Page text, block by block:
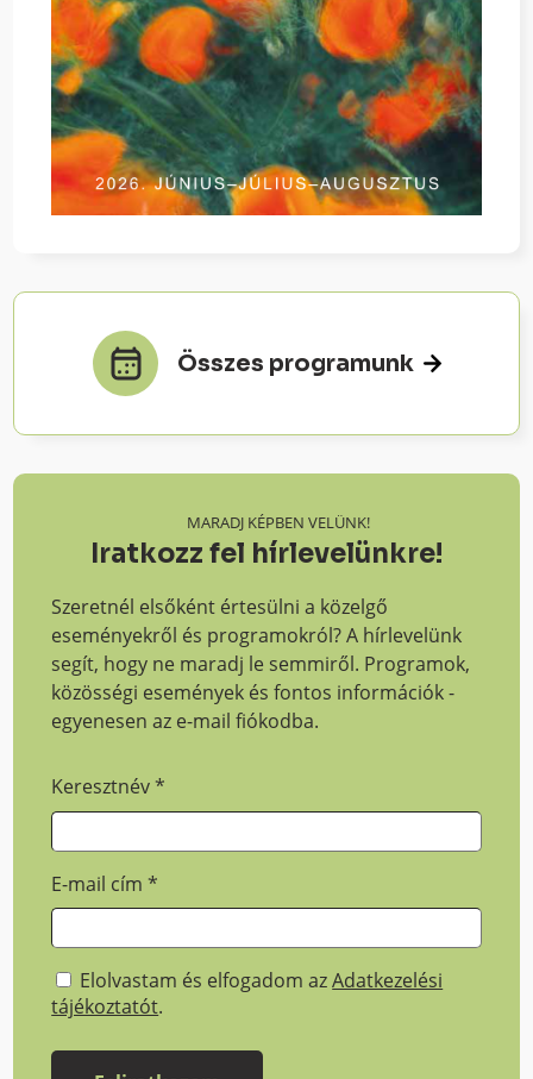
Összes programunk
MARADJ KÉPBEN VELÜNK!
Iratkozz fel hírlevelünkre!
Szeretnél elsőként értesülni a közelgő
eseményekről és programokról? A hírlevelünk
segít, hogy ne maradj le semmiről. Programok,
közösségi események és fontos információk -
egyenesen az e-mail fiókodba.
Keresztnév*
E-mail cím*
Elolvastam és elfogadom azAdatkezelési
tájékoztatót.